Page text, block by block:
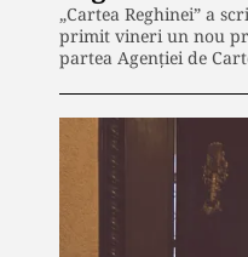
„Cartea Reghinei” a
primit vineri un nou
partea Agenției de